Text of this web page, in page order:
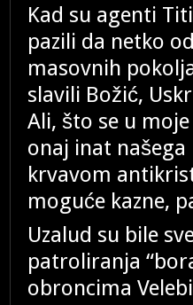
Kad su agenti
pazili da netko
masovnih
slavili Božić,
Ali, što se u
onaj inat
krvavom
moguće kazne,
Uzalud su bile
patroliranja
obroncima